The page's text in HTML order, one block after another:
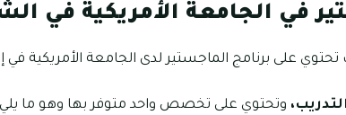
في الجامعة الأمريكية في
على برنامج الماجستير لدى الجامعة الأمريكية في
وتحتوي على تخصص واحد متوفر بها وهو ما